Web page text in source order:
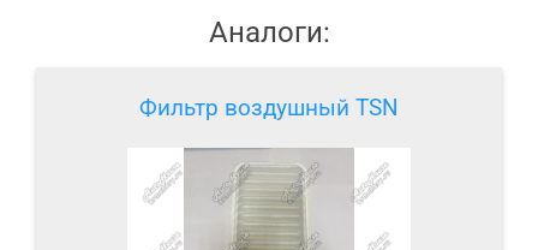
Аналоги:
Фильтр воздушный TSN